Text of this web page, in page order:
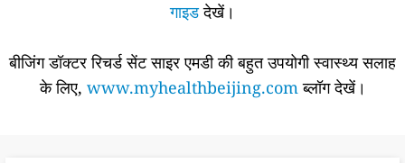
गाइडदेखें।
बीजिंग डॉक्टर रिचर्ड सेंट साइर एमडी की बहुत उपयोगी स्वास्थ्य सलाह
के लिए, www.myhealthbeijing.comब्लॉग देखें।